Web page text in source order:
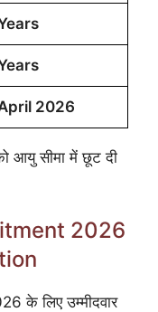
2026
आयु सीमा में छूट दी
2026
के लिए उम्मीदवार